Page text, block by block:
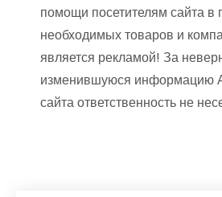
помощи посетителям сайта в
необходимых товаров и
является рекламой! За
изменившуюся информацию
сайта ответственность не